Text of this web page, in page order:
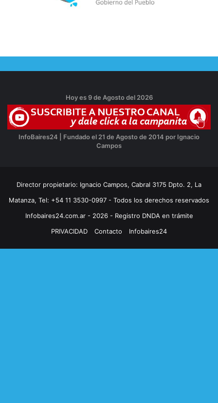
Hoy es 9 de Agosto del 2026
InfoBaires24 | Fundado el 21 de Agosto de 2014 por Ignacio
Campos
Director propietario: Ignacio Campos, Cabral 3175 Dpto. 2, La
Matanza, Tel: +54 11 3530-0997 - Todos los derechos reservados
Infobaires24.com.ar - 2026 - Registro DNDA en trámite
PRIVACIDAD
Contacto Infobaires24